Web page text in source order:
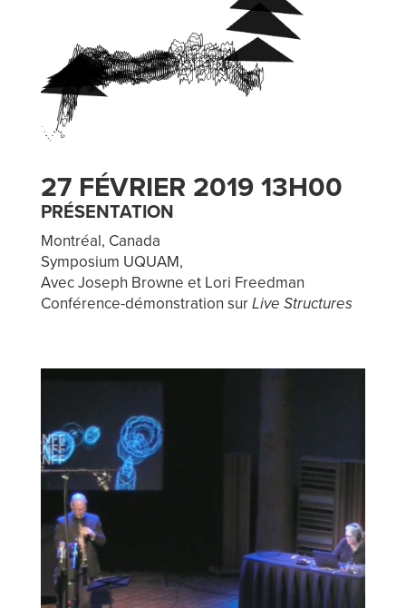
27 FÉVRIER 2019 13H00
PRÉSENTATION
Montréal, Canada
Symposium UQUAM,
Avec Joseph Browne et Lori Freedman
Conférence-démonstration surLive Structures